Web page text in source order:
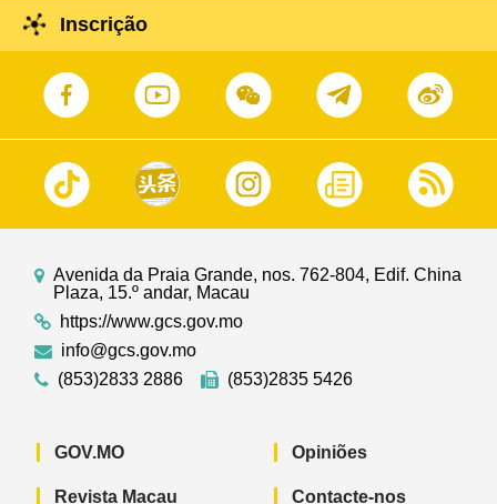
Inscrição
Avenida da Praia Grande, nos. 762-804, Edif. China
Plaza, 15.º andar, Macau
https://www.gcs.gov.mo
info@gcs.gov.mo
(853)2833 2886
(853)2835 5426
GOV.MO
Revista Macau
Opiniões
Contacte-nos